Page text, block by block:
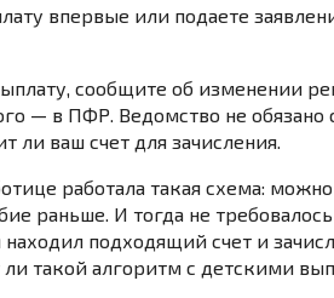
впервые или подаете
сообщите об изменении
— в ПФР. Ведомство не обязано
ли ваш счет для зачисления.
работала такая схема:
раньше. И тогда не
находил подходящий счет и
ли такой алгоритм с детскими